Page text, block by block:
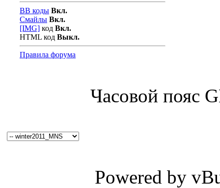
BB коды Вкл.
Смайлы Вкл.
[IMG] код Вкл.
HTML код Выкл.
Правила форума
Часовой пояс
Powered by